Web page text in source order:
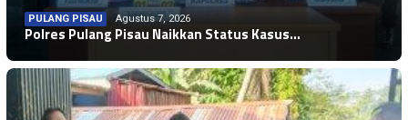
PULANG PISAU Agustus 7, 2026
Polres Pulang Pisau Naikkan Status Kasus…